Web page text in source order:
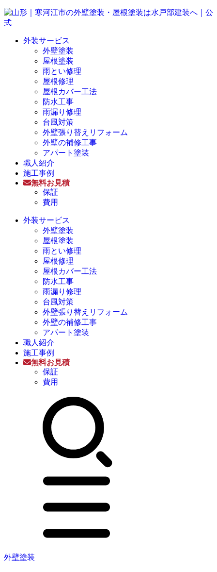
外装サービス
外壁塗装
屋根塗装
雨とい修理
屋根修理
屋根カバー工法
防水工事
雨漏り修理
台風対策
外壁張り替えリフォーム
外壁の補修工事
アパート塗装
職人紹介
施工事例
無料お見積
保証
費用
外装サービス
外壁塗装
屋根塗装
雨とい修理
屋根修理
屋根カバー工法
防水工事
雨漏り修理
台風対策
外壁張り替えリフォーム
外壁の補修工事
アパート塗装
職人紹介
施工事例
無料お見積
保証
費用
外壁塗装